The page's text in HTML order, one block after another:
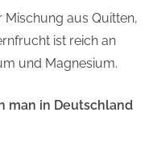
aus Quitten,
ist reich an
und Magnesium.
man in Deutschland